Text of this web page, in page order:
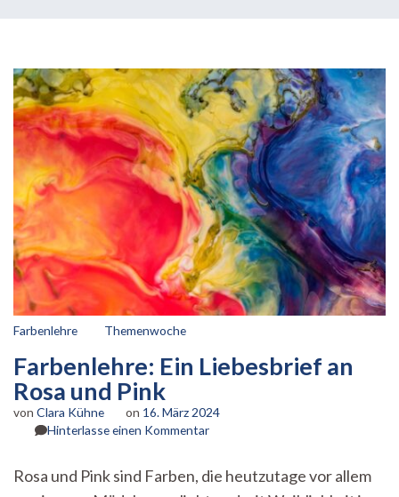
Farbenlehre Themenwoche
Farbenlehre: Ein Liebesbrief an
Rosa und Pink
von Clara Kühne on 16. März 2024
Hinterlasse einen Kommentarzu
Liebesbrief
Rosa und Pink sind Farben, die heutzutage vor allem